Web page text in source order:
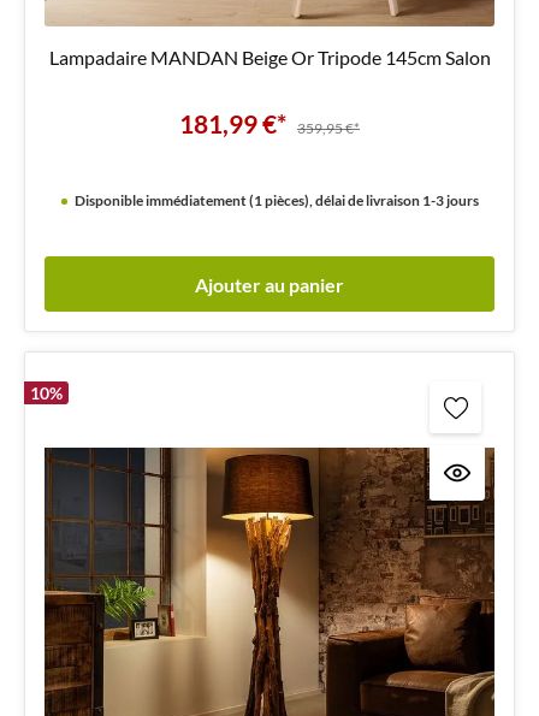
Lampadaire MANDAN Beige Or Tripode 145cm Salon
181,99 €* 359,95 €*
Disponible immédiatement (1 pièces), délai de livraison 1-3 jours
Ajouter au panier
10%